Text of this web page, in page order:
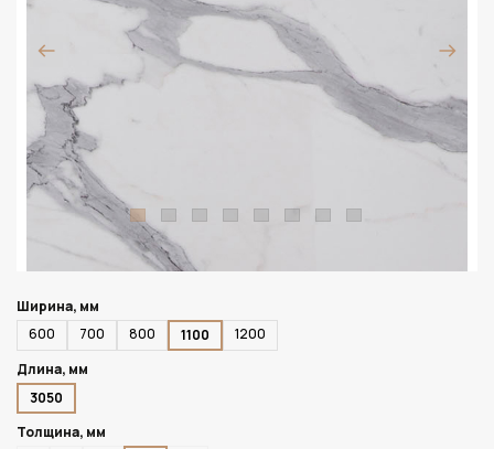
Ширина, мм
600
700 800 1100
1200
Длина, мм
3050
Толщина, мм